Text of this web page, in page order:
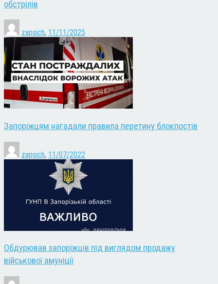
обстрілів
zapsich, 11/11/2025
Запоріжцям нагадали правила перетину блокпостів
zapsich, 11/07/2022
Обдурював запоріжців під виглядом продажу
військової амуніції